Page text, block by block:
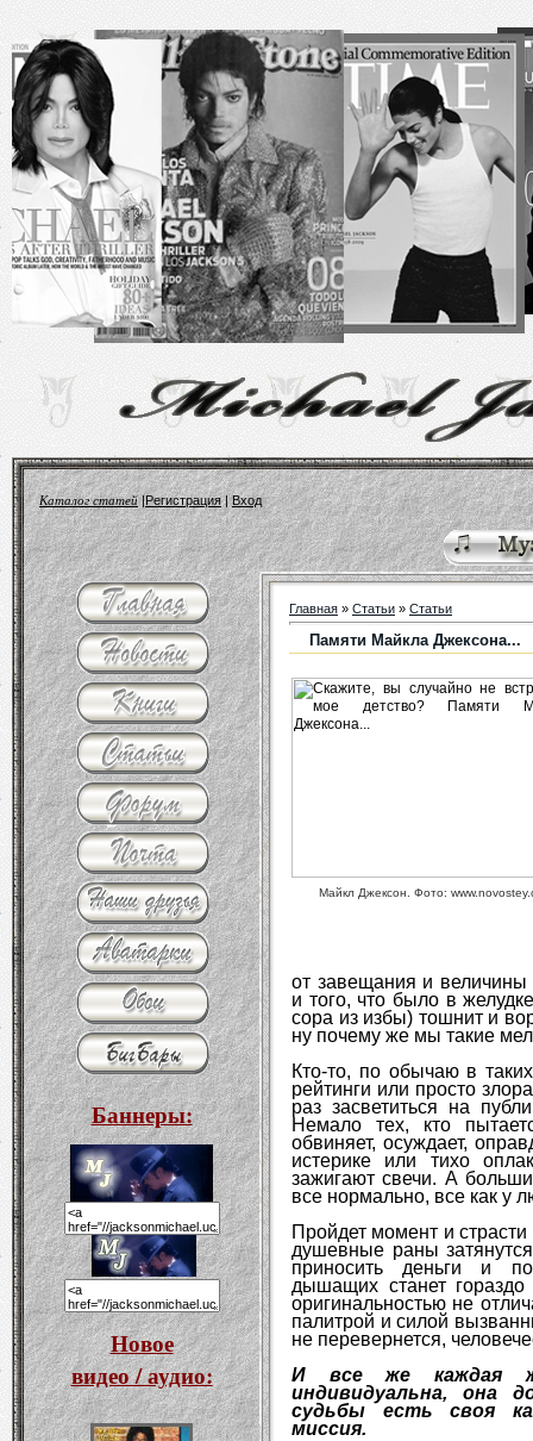
Каталог статей|Регистрация|Вход
Баннеры:
Новое
видео / аудио:
Главная » Статьи » Статьи
Памяти Майкла Джексона...
Майкл Джексон. Фото:
от завещания и величины
и того, что было в
сора из избы) тошнит и
ну почему же мы такие
Кто-то, по обычаю в
рейтинги или просто
раз засветиться на
Немало тех, кто
обвиняет, осуждает,
истерике или тихо
зажигают свечи. А
все нормально, все как у
Пройдет момент и
душевные раны
приносить деньги и
дышащих станет
оригинальностью не
палитрой и силой
не перевернется,
И все же каждая
индивидуальна, она
судьбы есть своя
миссия.